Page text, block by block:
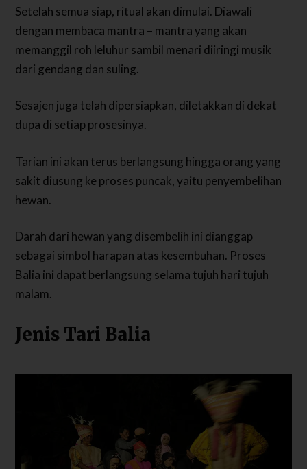
Setelah semua siap, ritual akan dimulai. Diawali
dengan membaca mantra – mantra yang akan
memanggil roh leluhur sambil menari diiringi musik
dari gendang dan suling.
Sesajen juga telah dipersiapkan, diletakkan di dekat
dupa di setiap prosesinya.
Tarian ini akan terus berlangsung hingga orang yang
sakit diusung ke proses puncak, yaitu penyembelihan
hewan.
Darah dari hewan yang disembelih ini dianggap
sebagai simbol harapan atas kesembuhan. Proses
Balia ini dapat berlangsung selama tujuh hari tujuh
malam.
Jenis Tari Balia